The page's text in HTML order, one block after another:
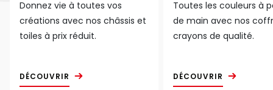
Donnez vie à toutes vos
créations avec nos châssis et
toiles à prix réduit.
DÉCOUVRIR
Toutes les couleurs à
de main avec nos
crayons de qualité.
DÉCOUVRIR